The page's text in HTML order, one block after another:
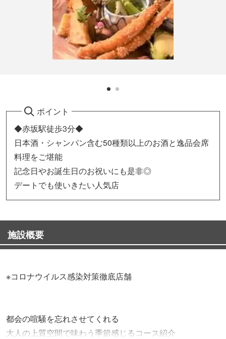
ポイント
◆赤坂駅徒歩3分◆
日本酒・シャンパン含む50種類以上のお酒と逸品会席
料理をご堪能
記念日やお誕生日のお祝いにも是非◎
デートでも使いきたい人気店
施設概要
※コロナウイルス感染対策徹底店舗
都会の喧騒を忘れさせてくれる
大人の上質空間で味わう季節感じるコース紹介